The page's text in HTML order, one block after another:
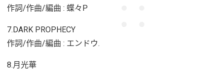
作詞/作曲/編曲 : 蝶々P
7.DARK PROPHECY
作詞/作曲/編曲 : エンドウ.
8.月光華